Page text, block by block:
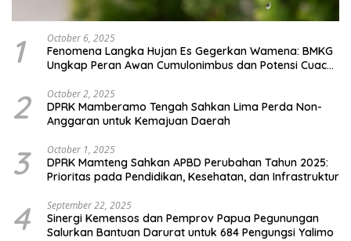
1 October 6, 2025
Fenomena Langka Hujan Es Gegerkan Wamena: BMKG
Ungkap Peran Awan Cumulonimbus dan Potensi Cuaca
2 October 2, 2025
DPRK Mamberamo Tengah Sahkan Lima Perda Non-
Anggaran untuk Kemajuan Daerah
3 October 1, 2025
DPRK Mamteng Sahkan APBD Perubahan Tahun 2025:
Prioritas pada Pendidikan, Kesehatan, dan Infrastruktur
4 September 22, 2025
Sinergi Kemensos dan Pemprov Papua Pegunungan
Salurkan Bantuan Darurat untuk 684 Pengungsi Yalimo